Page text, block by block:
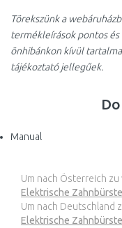
Törekszünk a
termékleírások pontos
önhibánkon kívül
tájékoztató jellegűek.
Manual
Um nach Österreich
Elektrische
Um nach Deutschland
Elektrische